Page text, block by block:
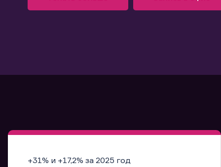
+31% и +17,2% за 2025 год